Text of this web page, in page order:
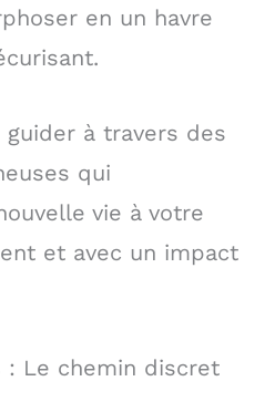
en un havre
guider à travers des
qui
vie à votre
et avec un impact
: Le chemin discret